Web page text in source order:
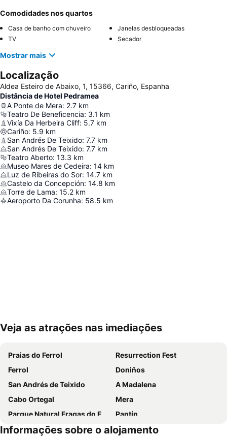
Comodidades nos quartos
Casa de banho com chuveiro
Janelas desbloqueadas
TV
Secador
Mostrar mais
Localização
Aldea Esteiro de Abaixo, 1, 15366, Cariño, Espanha
Distância de Hotel Pedramea
A Ponte de Mera: 2.7 km
Teatro De Beneficencia: 3.1 km
Vixía Da Herbeira Cliff: 5.7 km
Cariño: 5.9 km
San Andrés De Teixido: 7.7 km
San Andrés De Teixido: 7.7 km
Teatro Aberto: 13.3 km
Museo Mares de Cedeira: 14 km
Luz de Ribeiras do Sor: 14.7 km
Castelo da Concepción: 14.8 km
Torre de Lama: 15.2 km
Aeroporto Da Corunha: 58.5 km
Ampliar mapa
Veja as atrações nas imediações
Praias do Ferrol
Resurrection Fest
Ferrol
Doniños
San Andrés de Teixido
A Madalena
Cabo Ortegal
Mera
Parque Natural Fragas do Eume
Pantín
Estaca de Bares
Redes
Informações sobre o alojamento